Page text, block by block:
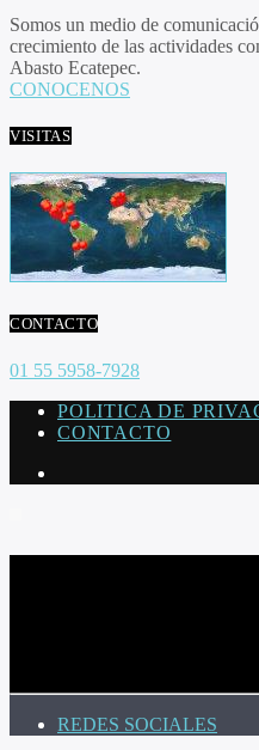
Somos un medio de
crecimiento de las actividades
Abasto Ecatepec.
CONOCENOS
VISITAS
CONTACTO
01 55 5958-7928
POLITICA DE
CONTACTO
REDES SOCIALES